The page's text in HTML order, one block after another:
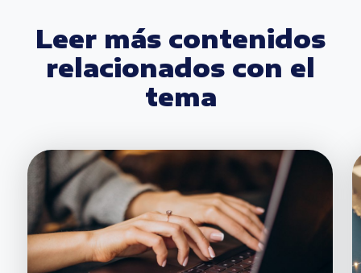
Leer más contenidos
relacionados con el
tema